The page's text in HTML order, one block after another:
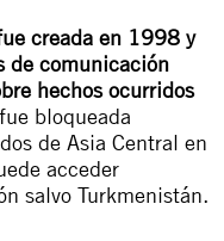
creada en 1998 y
de comunicación
hechos ocurridos
bloqueada
de Asia Central en
acceder
salvo Turkmenistán.